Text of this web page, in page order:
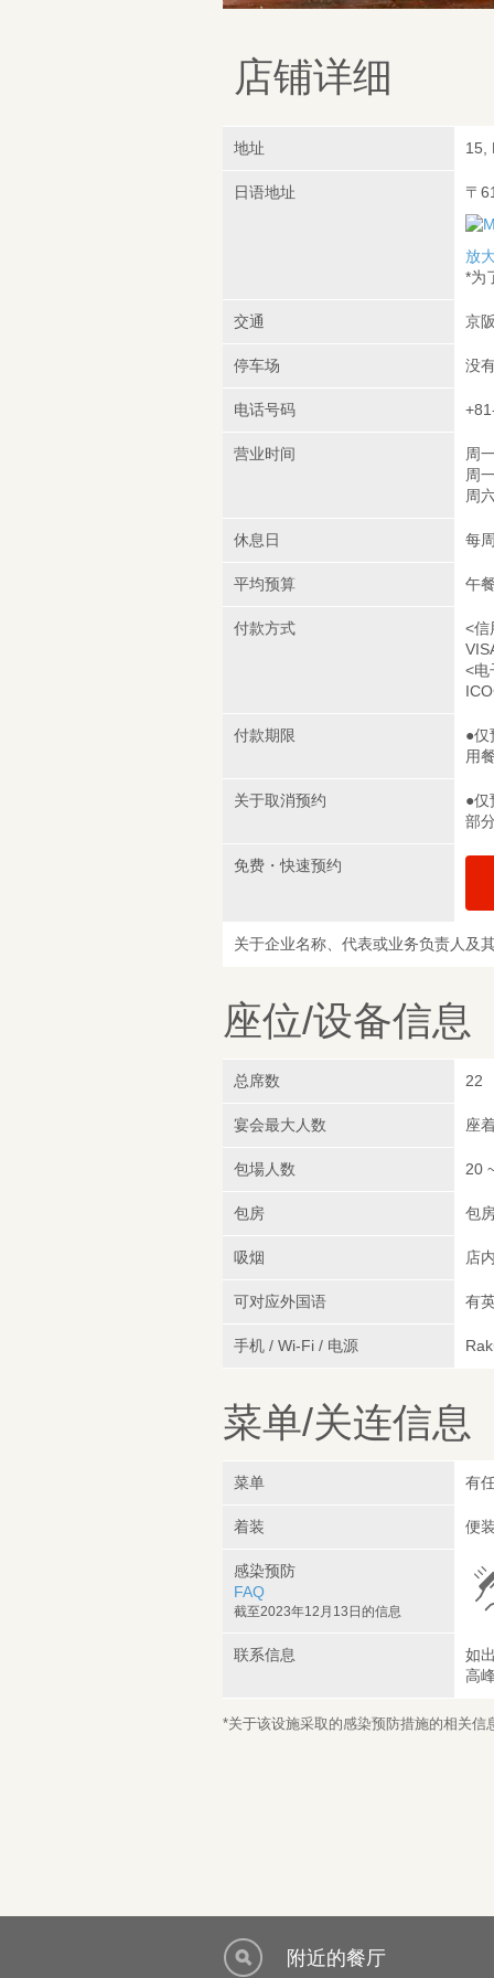
店铺详细
地址 15,
日语地址 〒
放
*为
交通 京
停车场 没
电话号码
营业时间
周
周
周
休息日 每
平均预算 午
付款方式
<信
<电
付款期限
●仅
用
关于取消预约
●仅
部
免费・快速预约
关于企业名称、代表或业务负责人及
座位/设备信息
总席数 22
宴会最大人数 座
包場人数 20
包房 包
吸烟 店
可对应外国语 有
手机 / Wi-Fi / 电源
菜单/关连信息
菜单 有
着装 便
感染预防
FAQ
截至2023年12月13日的信息
联系信息
如
高
*关于该设施采取的感染预防措施的相关信
附近的餐厅